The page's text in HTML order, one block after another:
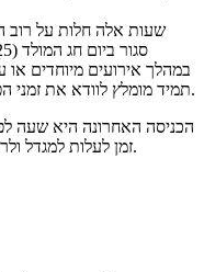
שעות אלה חלות על רוב
במהלך אירועים מיוחדים או
תמיד מומלץ לוודא את זמני הפתיחה הנוכחיים באתר הרשמי לפני הביקור.
הכניסה האחרונה היא שעה
זמן לעלות למגדל ולרדת בצורה בטוחה לפני שהאטרקציה נסגרת.